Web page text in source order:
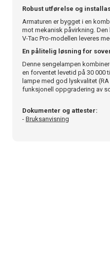
Robust utførelse og
Armaturen er bygget i en
mot mekanisk påvirkning. Den
V-Tac Pro-modellen leveres
En pålitelig løsning for
Denne sengelampen
en forventet levetid på 30 000
lampe med god lyskvalitet
funksjonell oppgradering av
Dokumenter og attester:
- Bruksanvisning